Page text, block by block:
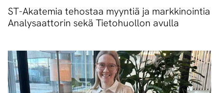
ST-Akatemia tehostaa myyntiä ja markkinointia
Analysaattorin sekä Tietohuollon avulla